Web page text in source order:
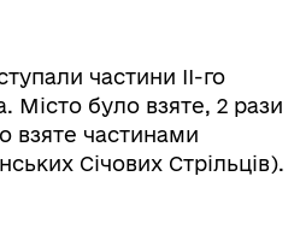
частини ІІ-го
Місто було взяте, 2 рази
взяте частинами
Січових Стрільців).